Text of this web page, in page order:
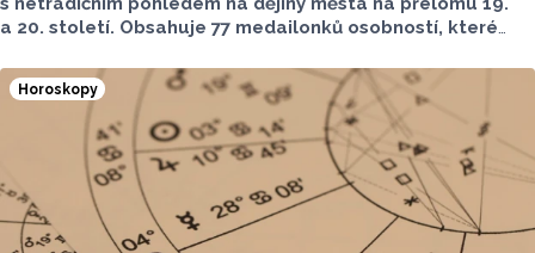
a 20. století. Obsahuje 77 medailonků osobností, které
jsou doplněny dobovými snímky. Podle autorky publikace
Šárky Krákorové Pajůrkové tomu předcházelo 13 let
pátrání po jejich osudech. Kniha vychází u příležitosti
letošního 770. výročí povýšení Přerova na královské město,
sdělila ČTK mluvčí radnice Lenka Chalupová.
Horoskopy